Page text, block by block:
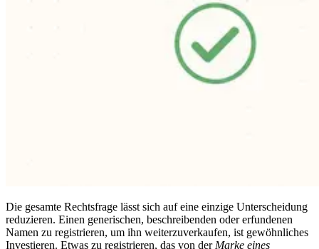
Die gesamte Rechtsfrage lässt sich auf eine einzige Unterscheidung
reduzieren. Einen generischen, beschreibenden oder erfundenen
Namen zu registrieren, um ihn weiterzuverkaufen, ist gewöhnliches
Investieren. Etwas zu registrieren, das von derMarke eines